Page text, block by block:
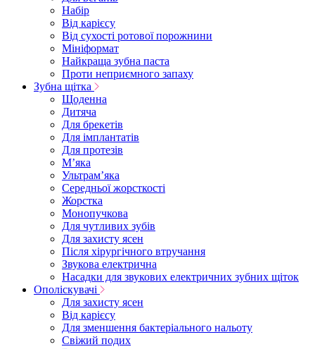
Набір
Від карієсу
Від сухості ротової порожнини
Мініформат
Найкраща зубна паста
Проти неприємного запаху
Зубна щітка
Щоденна
Дитяча
Для брекетів
Для імплантатів
Для протезів
Мʼяка
Ультрамʼяка
Середньої жорсткості
Жорстка
Монопучкова
Для чутливих зубів
Для захисту ясен
Після хірургічного втручання
Звукова електрична
Насадки для звукових електричних зубних щіток
Ополіскувачі
Для захисту ясен
Від карієсу
Для зменшення бактеріального нальоту
Свіжий подих